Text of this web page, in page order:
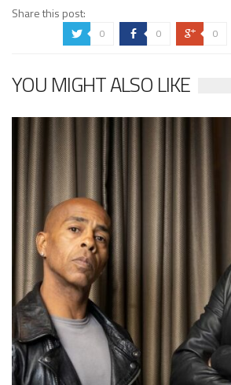
Share this post:
a 0 b 0 c 0
YOU MIGHT ALSO LIKE